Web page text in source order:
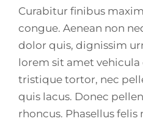
Curabitur finibus
congue. Aenean non
dolor quis, dignissim
lorem sit amet vehicula
tristique tortor, nec
quis lacus. Donec
rhoncus. Phasellus felis